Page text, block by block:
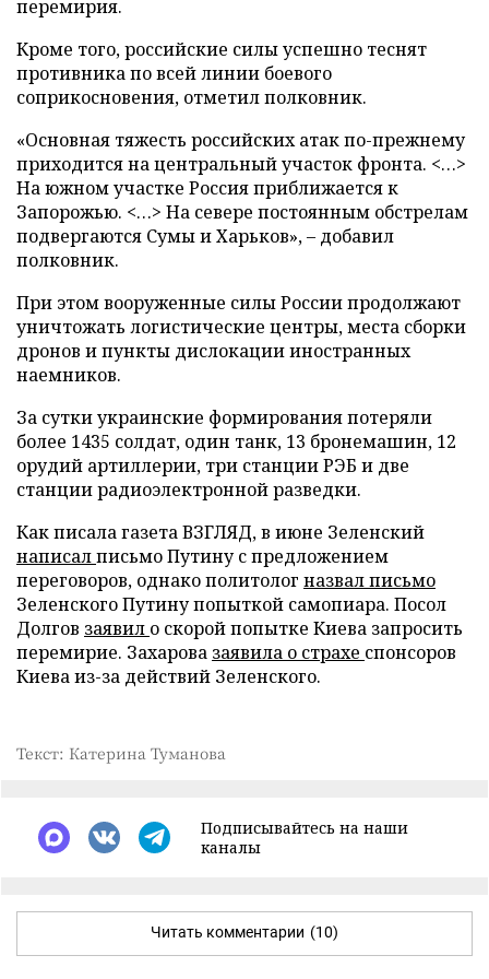
перемирия.
Кроме того, российские силы успешно теснят
противника по всей линии боевого
соприкосновения, отметил полковник.
«Основная тяжесть российских атак по-прежнему
приходится на центральный участок фронта. <…>
На южном участке Россия приближается к
Запорожью. <…> На севере постоянным обстрелам
подвергаются Сумы и Харьков», – добавил
полковник.
При этом вооруженные силы России продолжают
уничтожать логистические центры, места сборки
дронов и пункты дислокации иностранных
наемников.
За сутки украинские формирования потеряли
более 1435 солдат, один танк, 13 бронемашин, 12
орудий артиллерии, три станции РЭБ и две
станции радиоэлектронной разведки.
Как писала газета ВЗГЛЯД, в июне Зеленский
написалписьмо Путину с предложением
переговоров, однако политолог назвал письмо
Зеленского Путину попыткой самопиара. Посол
Долгов заявил о скорой попытке Киева запросить
перемирие. Захарова заявила о страхе спонсоров
Киева из-за действий Зеленского.
Текст: Катерина Туманова
Подписывайтесь на наши
каналы
Читать комментарии (10)